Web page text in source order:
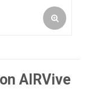
AIRVive